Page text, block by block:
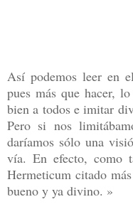
Así podemos leer en
pues más que hacer,
bien a todos e imitar
Pero si nos
daríamos sólo una
vía. En efecto, como
Hermeticum citado
bueno y ya divino. »